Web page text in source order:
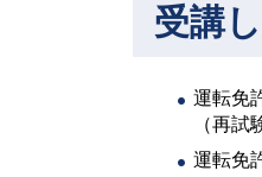
受講
運転免
（再
運転免